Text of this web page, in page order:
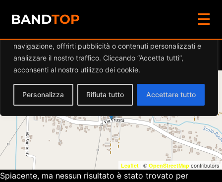
Diamo valore alla tua privacy
navigazione, offrirti pubblicità o contenuti personalizzati e
analizzare il nostro traffico. Cliccando “Accetta tutti”,
acconsenti al nostro utilizzo dei cookie.
Personalizza Rifiuta tutto Accettare tutto
BANDTOP
☰
Eventi aSHERWOOD PUB
+
Leaflet | © OpenStreetMap contributors
Spiacente, ma nessun risultato è stato trovato per